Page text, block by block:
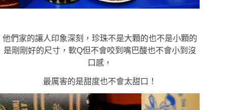
他們家的讓人印象深刻，珍珠不是大顆的也不是小顆的
是剛剛好的尺寸，軟Q但不會咬到嘴巴酸也不會小到沒
口感，
最厲害的是甜度也不會太甜口！